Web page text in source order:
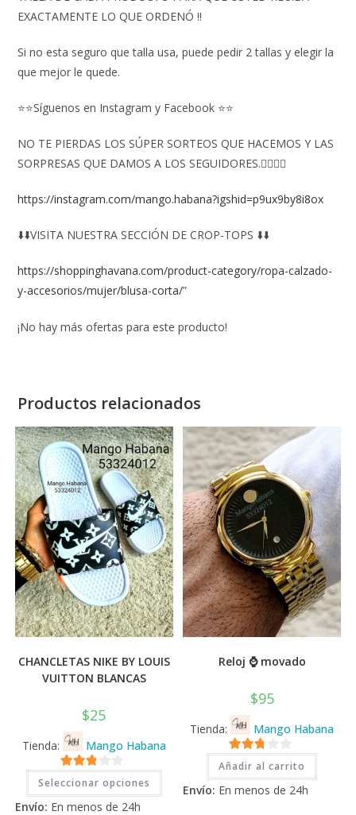
EXACTAMENTE LO QUE ORDENÓ ‼️
Si no esta seguro que talla usa, puede pedir 2 tallas y elegir la
que mejor le quede.
⭐⭐Síguenos en Instagram y Facebook ⭐⭐
NO TE PIERDAS LOS SÚPER SORTEOS QUE HACEMOS Y LAS
SORPRESAS QUE DAMOS A LOS SEGUIDORES.👇🏻👇🏻
https://instagram.com/mango.habana?igshid=p9ux9by8i8ox
⬇️⬇️VISITA NUESTRA SECCIÓN DE CROP-TOPS ⬇️⬇️
https://shoppinghavana.com/product-category/ropa-calzado-
y-accesorios/mujer/blusa-corta/”
¡No hay más ofertas para este producto!
Productos relacionados
CHANCLETAS NIKE BY LOUIS
VUITTON BLANCAS
$25
Tienda: Mango Habana
2.71
de 5
Seleccionar opciones
Este
producto
tiene
Envío: En menos de 24h
Reloj ⌚ movado
$95
Tienda: Mango Habana
2.71
de 5
Añadir al carrito
Envío: En menos de 24h